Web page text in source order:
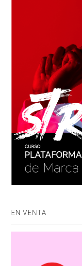
EN VENTA